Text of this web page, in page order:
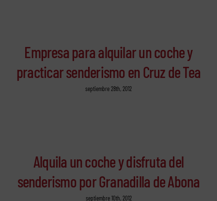
Empresa para alquilar un coche y
practicar senderismo en Cruz de Tea
septiembre 28th, 2012
Alquila un coche y disfruta del
senderismo por Granadilla de Abona
septiembre 10th, 2012